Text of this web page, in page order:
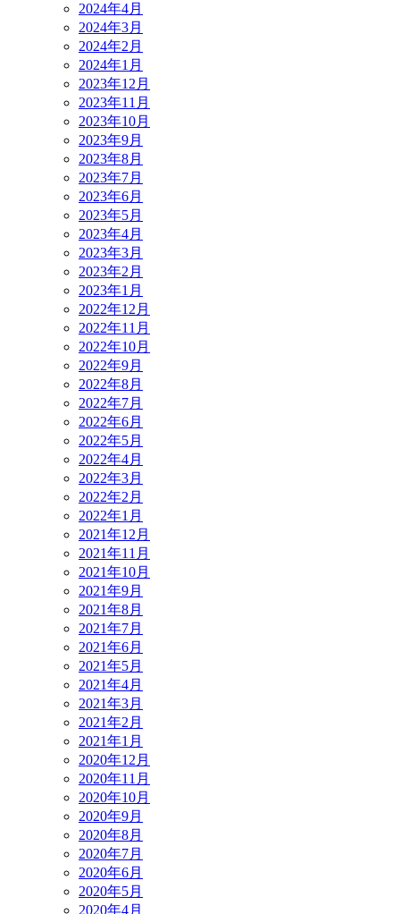
2024年4月
2024年3月
2024年2月
2024年1月
2023年12月
2023年11月
2023年10月
2023年9月
2023年8月
2023年7月
2023年6月
2023年5月
2023年4月
2023年3月
2023年2月
2023年1月
2022年12月
2022年11月
2022年10月
2022年9月
2022年8月
2022年7月
2022年6月
2022年5月
2022年4月
2022年3月
2022年2月
2022年1月
2021年12月
2021年11月
2021年10月
2021年9月
2021年8月
2021年7月
2021年6月
2021年5月
2021年4月
2021年3月
2021年2月
2021年1月
2020年12月
2020年11月
2020年10月
2020年9月
2020年8月
2020年7月
2020年6月
2020年5月
2020年4月